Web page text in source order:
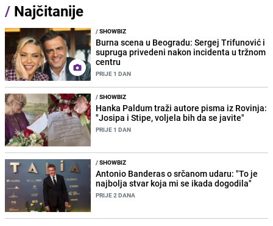
/ Najčitanije
/SHOWBIZ
Burna scena u Beogradu: Sergej Trifunović i
supruga privedeni nakon incidenta u tržnom
centru
PRIJE 1 DAN
/SHOWBIZ
Hanka Paldum traži autore pisma iz Rovinja:
"Josipa i Stipe, voljela bih da se javite"
PRIJE 1 DAN
/SHOWBIZ
Antonio Banderas o srčanom udaru: "To je
najbolja stvar koja mi se ikada dogodila"
PRIJE 2 DANA